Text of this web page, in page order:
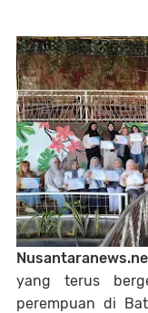
yang terus
perempuan di